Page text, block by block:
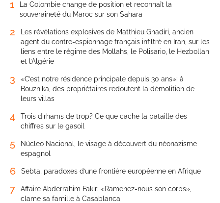
1
La Colombie change de position et reconnaît la
souveraineté du Maroc sur son Sahara
2
Les révélations explosives de Matthieu Ghadiri, ancien
agent du contre-espionnage français infiltré en Iran, sur les
liens entre le régime des Mollahs, le Polisario, le Hezbollah
et l’Algérie
3
«C’est notre résidence principale depuis 30 ans»: à
Bouznika, des propriétaires redoutent la démolition de
leurs villas
4
Trois dirhams de trop? Ce que cache la bataille des
chiffres sur le gasoil
5
Núcleo Nacional, le visage à découvert du néonazisme
espagnol
6 Sebta, paradoxes d’une frontière européenne en Afrique
7
Affaire Abderrahim Fakir: «Ramenez-nous son corps»,
clame sa famille à Casablanca